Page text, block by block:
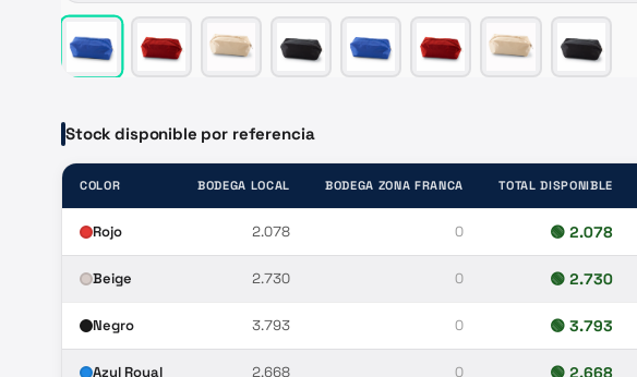
Stock disponible por referencia
COLOR BODEGA LOCAL BODEGA ZONA FRANCA TOTAL DISPONIBLE
Rojo 2.078 0 🟢 2.078
Beige 2.730 0 🟢 2.730
Negro 3.793 0 🟢 3.793
Azul Royal 2.668 0 🟢 2.668